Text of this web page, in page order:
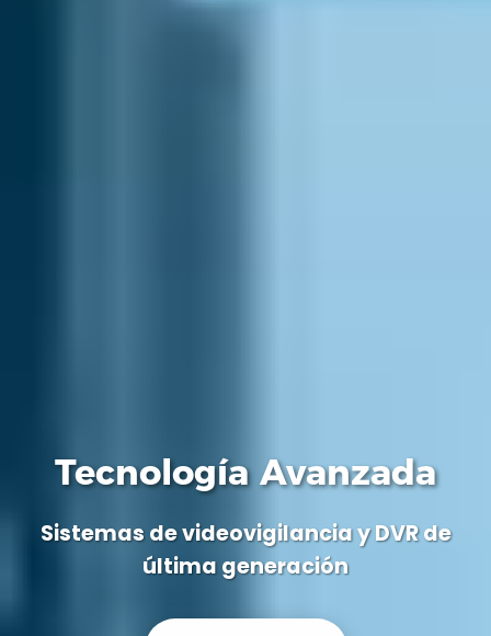
Tecnología Avanzada
Sistemas de videovigilancia y DVR de
última generación